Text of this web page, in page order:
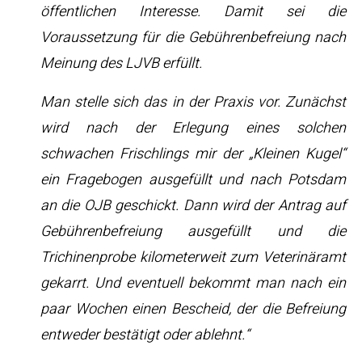
öffentlichen Interesse. Damit sei die
Voraussetzung für die Gebührenbefreiung nach
Meinung des LJVB erfüllt.
Man stelle sich das in der Praxis vor. Zunächst
wird nach der Erlegung eines solchen
schwachen Frischlings mir der „Kleinen Kugel“
ein Fragebogen ausgefüllt und nach Potsdam
an die OJB geschickt. Dann wird der Antrag auf
Gebührenbefreiung ausgefüllt und die
Trichinenprobe kilometerweit zum Veterinäramt
gekarrt. Und eventuell bekommt man nach ein
paar Wochen einen Bescheid, der die Befreiung
entweder bestätigt oder ablehnt.“